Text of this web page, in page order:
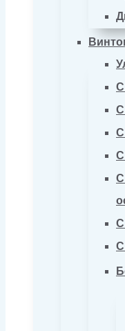
С
С
С
С
С